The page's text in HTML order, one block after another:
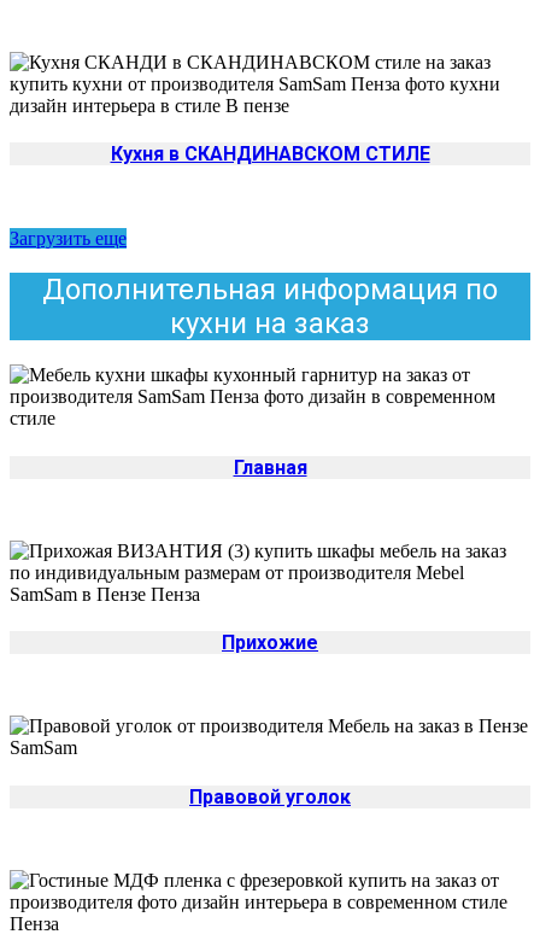
Кухня в СКАНДИНАВСКОМ СТИЛЕ
Загрузить еще
Дополнительная информация по
кухни на заказ
Главная
Прихожие
Правовой уголок